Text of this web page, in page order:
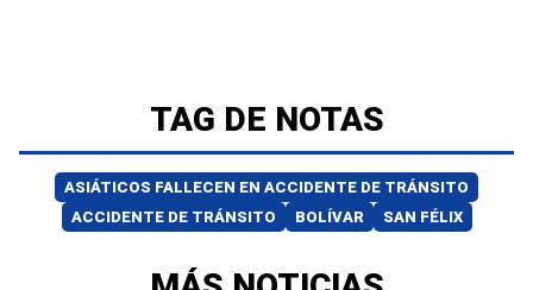
TAG DE NOTAS
ASIÁTICOS FALLECEN EN ACCIDENTE DE TRÁNSITO
ACCIDENTE DE TRÁNSITO
BOLÍVAR SAN FÉLIX